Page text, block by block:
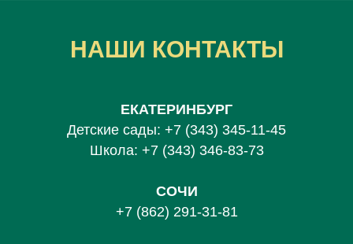
НАШИ КОНТАКТЫ
ЕКАТЕРИНБУРГ
Детские сады: +7 (343) 345-11-45
Школа: +7 (343) 346-83-73
СОЧИ
+7 (862) 291-31-81